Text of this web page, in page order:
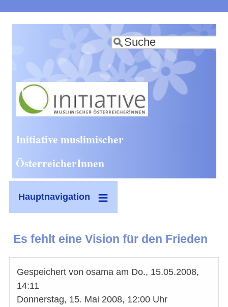
zum
Inhalt
Suche
Initiative muslimischer
ÖsterreicherInnen
Hauptnavigation
Es fehlt eine Vision für den Frieden
Gespeichert von osama am Do., 15.05.2008,
14:11
Donnerstag, 15. Mai 2008, 12:00 Uhr